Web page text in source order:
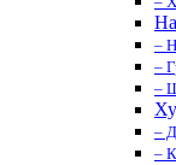
–
–
–
–
–